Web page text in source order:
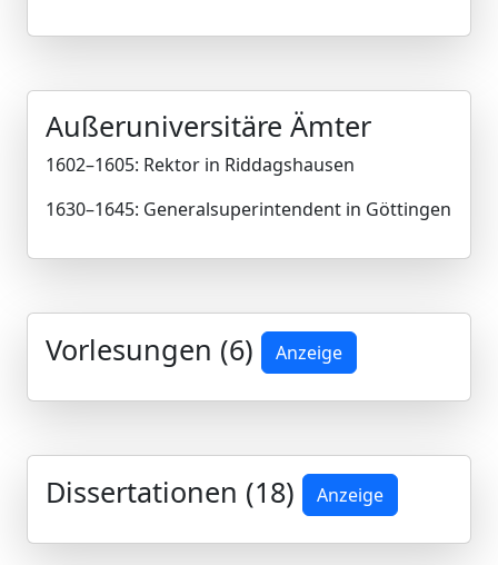
Außeruniversitäre Ämter
1602–1605: Rektor in Riddagshausen
1630–1645: Generalsuperintendent in Göttingen
Vorlesungen (6) Anzeige
Dissertationen (18) Anzeige